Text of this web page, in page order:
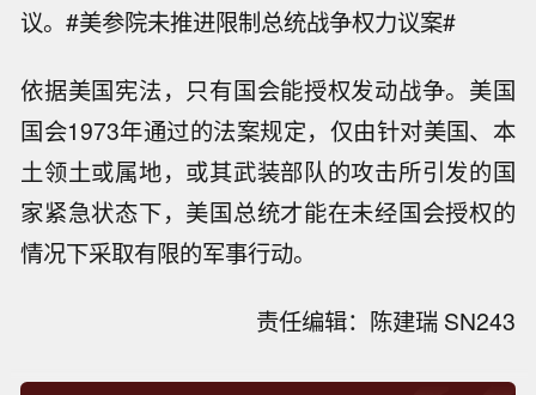
议。#美参院未推进限制总统战争权力议案#
依据美国宪法，只有国会能授权发动战争。美国
国会1973年通过的法案规定，仅由针对美国、本
土领土或属地，或其武装部队的攻击所引发的国
家紧急状态下，美国总统才能在未经国会授权的
情况下采取有限的军事行动。
责任编辑：陈建瑞 SN243